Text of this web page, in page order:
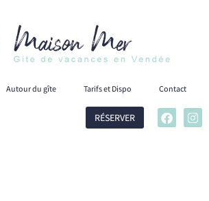
Autour du gîte Tarifs et Dispo Contact
RÉSERVER